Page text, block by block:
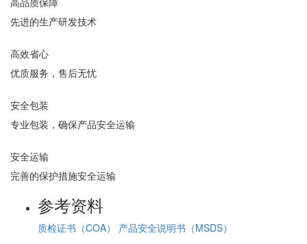
先进的生产研发技术
高效省心
优质服务，售后无忧
安全包装
专业包装，确保产品安全运输
安全运输
完善的保护措施安全运输
参考资料
质检证书（COA） 产品安全说明书（MSDS）